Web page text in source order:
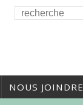
NOUS JOINDRE